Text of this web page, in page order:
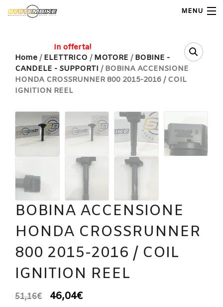
MENU
Home
Shop Moto
Shop Ricambi
Note Generali
Contatti
Home / ELETTRICO / MOTORE / BOBINE -
CANDELE - SUPPORTI / BOBINA ACCENSIONE
HONDA CROSSRUNNER 800 2015-2016 / COIL
IGNITION REEL
In offerta!
BOBINA ACCENSIONE
HONDA CROSSRUNNER
800 2015-2016 / COIL
IGNITION REEL
51,16€ 46,04€